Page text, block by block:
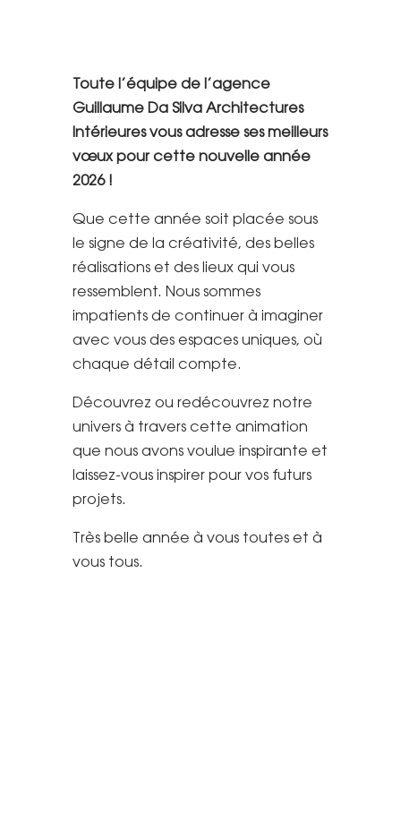
Toute l’équipe de l’agence
Guillaume Da Silva Architectures
Intérieures vous adresse ses meilleurs
vœux pour cette nouvelle année
2026 !
Que cette année soit placée sous
le signe de la créativité, des belles
réalisations et des lieux qui vous
ressemblent. Nous sommes
impatients de continuer à imaginer
avec vous des espaces uniques, où
chaque détail compte.
Découvrez ou redécouvrez notre
univers à travers cette animation
que nous avons voulue inspirante et
laissez-vous inspirer pour vos futurs
projets.
Très belle année à vous toutes et à
vous tous.